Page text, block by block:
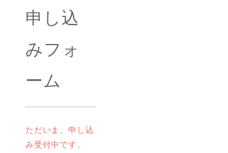
申し込
みフォ
ーム
ただいま、申し込
み受付中です。